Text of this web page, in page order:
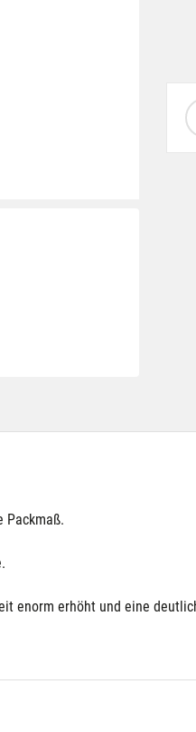
Packmaß.
enorm erhöht und eine